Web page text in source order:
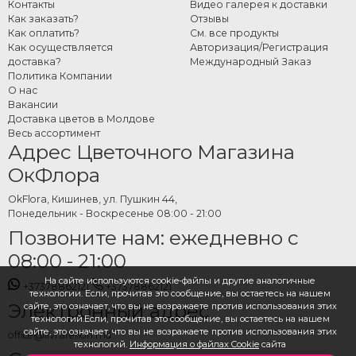
На сайте используются cookie-файлы и другие аналогичные
технологии. Если, прочитав это сообщение, вы остаетесь на нашем
сайте, это означает, что вы не возражаете против использования этих
технологий.Если, прочитав это сообщение, вы остаетесь на нашем
сайте, это означает, что вы не возражаете против использования этих
технологий. Информация о файлах Cookie сайта
Как заказать мишку из
мыльных роз онлайн
Выберите нужную модель и цвет в категории, укажите дату и адрес
доставки и оформите заказ за несколько минут. Команда OkFlora
позаботится об упаковке и доставке с вниманием к каждой детали, чтобы
подарок прибыл идеальным и порадовал каждого, кто его получит.
Контакты
Как заказать?
Как оплатить?
Как осуществляется
доставка?
Политика Компании
О нас
Вакансии
Доставка цветов в Молдове
Весь ассортимент
Видео галерея к доставки
Отзывы
См. все продукты
Авторизация/Регистрация
Международный Заказ
Адрес Цветочного Магазина
ОкФлора
OkFlora, Кишинев, ул. Пушкин 44,
Понедельник - Воскресенье 08:00 - 21:00
Позвоните нам: ежедневно с
08:00 - 21:00
+37378862121 +37378862121
Электронный адрес
office@livrareflori.md